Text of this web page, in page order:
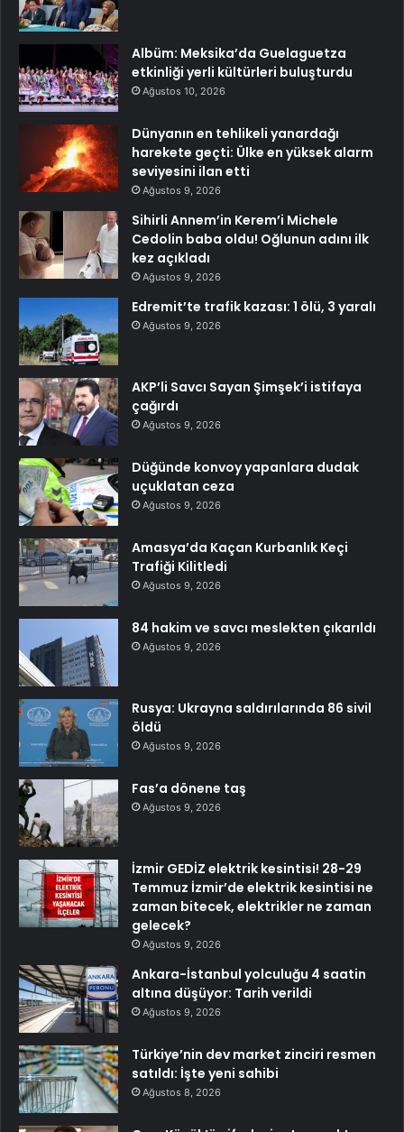
Albüm: Meksika’da Guelaguetza
etkinliği yerli kültürleri buluşturdu
Ağustos 10, 2026
Dünyanın en tehlikeli yanardağı
harekete geçti: Ülke en yüksek alarm
seviyesini ilan etti
Ağustos 9, 2026
Sihirli Annem’in Kerem’i Michele
Cedolin baba oldu! Oğlunun adını ilk
kez açıkladı
Ağustos 9, 2026
Edremit’te trafik kazası: 1 ölü, 3 yaralı
Ağustos 9, 2026
AKP’li Savcı Sayan Şimşek’i istifaya
çağırdı
Ağustos 9, 2026
Düğünde konvoy yapanlara dudak
uçuklatan ceza
Ağustos 9, 2026
Amasya’da Kaçan Kurbanlık Keçi
Trafiği Kilitledi
Ağustos 9, 2026
84 hakim ve savcı meslekten çıkarıldı
Ağustos 9, 2026
Rusya: Ukrayna saldırılarında 86 sivil
öldü
Ağustos 9, 2026
Fas’a dönene taş
Ağustos 9, 2026
İzmir GEDİZ elektrik kesintisi! 28-29
Temmuz İzmir’de elektrik kesintisi ne
zaman bitecek, elektrikler ne zaman
gelecek?
Ağustos 9, 2026
Ankara-İstanbul yolculuğu 4 saatin
altına düşüyor: Tarih verildi
Ağustos 9, 2026
Türkiye’nin dev market zinciri resmen
satıldı: İşte yeni sahibi
Ağustos 8, 2026